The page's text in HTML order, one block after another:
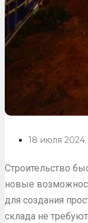
18 июля 2024
Строительство
новые
для создания
склада не